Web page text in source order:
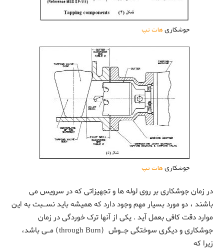
جوشکاریهات تپ
جوشکاریهات تپ
در زمان جوشکاری بر روی لوله ها و تجهیزاتی که در سرویس می
باشند ، دو مورد بسیار مهم وجود دارد که همیشه باید نسـبت به این
موارد دقت کافی بعمل آید . یکی از آنها ترک خوردگی در زمان
جوشکاری و دیگری سوختگی جـوش (through Burn) مـی باشد،
زیرا که